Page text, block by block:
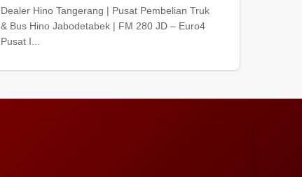
Dealer Hino Tangerang | Pusat Pembelian Truk
& Bus Hino Jabodetabek | FM 280 JD – Euro4
Pusat I...